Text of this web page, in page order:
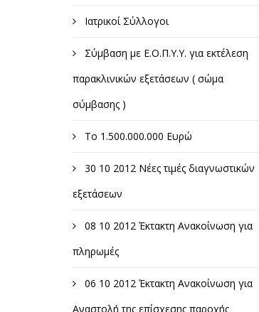
Ιατρικοί Σύλλογοι
Σύμβαση με Ε.Ο.Π.Υ.Υ. για εκτέλεση
παρακλινικών εξετάσεων ( σώμα
σύμβασης )
Το 1.500.000.000 Ευρώ
30 10 2012 Νέες τιμές διαγνωστικών
εξετάσεων
08 10 2012 Έκτακτη Ανακοίνωση για
πληρωμές
06 10 2012 Έκτακτη Ανακοίνωση για
Αναστολή της επίσχεσης παροχής